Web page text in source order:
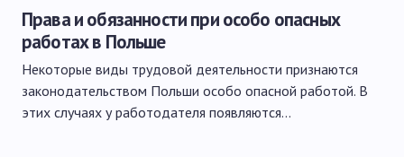
Права и обязанности при особо опасных
работах в Польше
Некоторые виды трудовой деятельности признаются
законодательством Польши особо опасной работой. В
этих случаях у работодателя появляются…